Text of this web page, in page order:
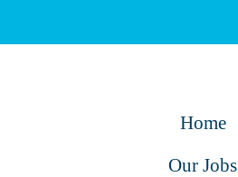
Home
Our Jobs